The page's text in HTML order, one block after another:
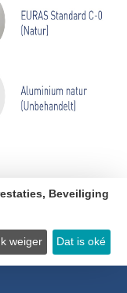
Beveiliging
weiger Dat is oké